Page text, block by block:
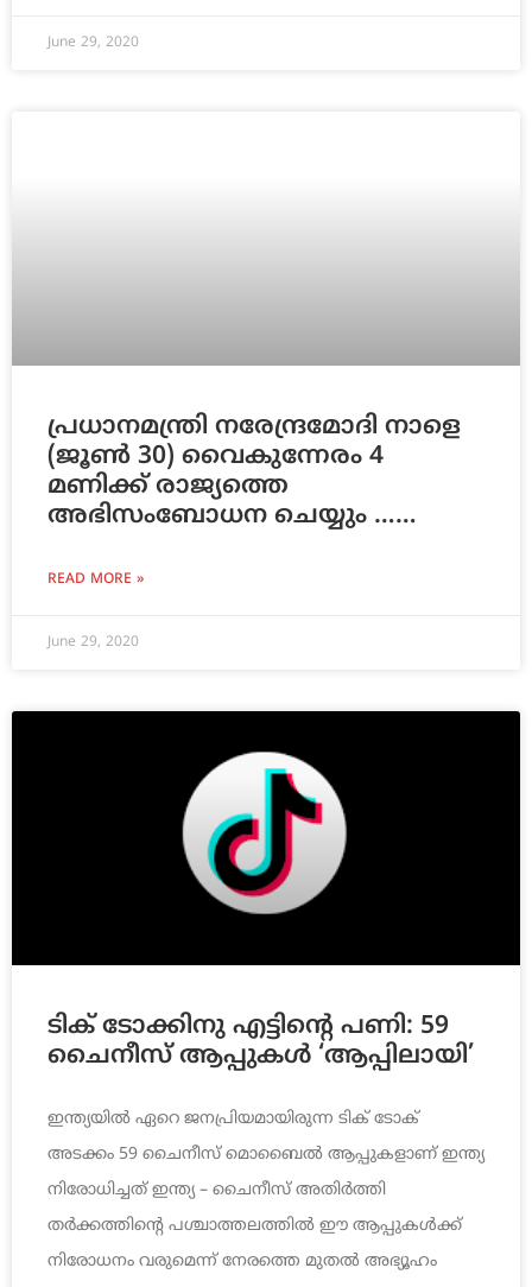
June 29, 2020
പ്രധാനമന്ത്രി നരേന്ദ്രമോദി നാളെ
(ജൂൺ 30) വൈകുന്നേരം 4
മണിക്ക് രാജ്യത്തെ
അഭിസംബോധന ചെയ്യും ……
READ MORE »
June 29, 2020
ടിക് ടോക്കിനു എട്ടിന്റെ പണി: 59
ചൈനീസ് ആപ്പുകൾ ‘ആപ്പിലായി’
ഇന്ത്യയിൽ ഏറെ ജനപ്രിയമായിരുന്ന ടിക് ടോക്
അടക്കം 59 ചൈനീസ് മൊബൈൽ ആപ്പുകളാണ് ഇന്ത്യ
നിരോധിച്ചത് ഇന്ത്യ – ചൈനീസ് അതിർത്തി
തർക്കത്തിന്റെ പശ്ചാത്തലത്തിൽ ഈ ആപ്പുകൾക്ക്
നിരോധനം വരുമെന്ന് നേരത്തെ മുതൽ അഭ്യൂഹം